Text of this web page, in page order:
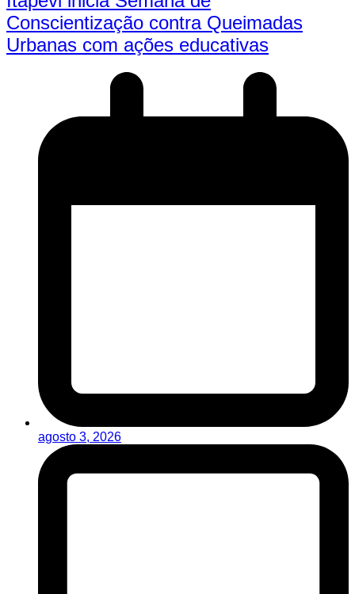
Conscientização contra Queimadas
Urbanas com ações educativas
agosto 3, 2026